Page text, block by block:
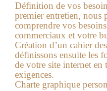
Définition de vos
premier entretien, nous
comprendre vos
commerciaux et votre
Création d’un cahier
définissons ensuite les
de votre site internet en
exigences.
Charte graphique